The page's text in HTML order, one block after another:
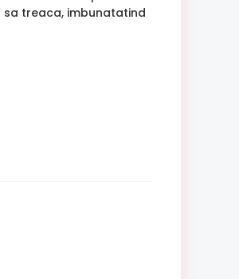
sa treaca, imbunatatind